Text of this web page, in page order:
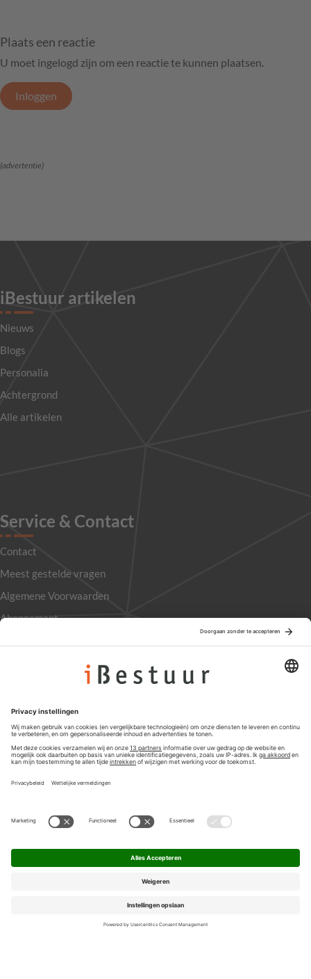
Plaats een reactie
U moet ingelogd zijn om een reactie te kunnen plaatsen.
Inloggen
(advertentie)
iBestuur artikelen
Nieuws
Blogs
Personalia
Achtergrond
Alle artikelen
Service & Contact
Contact
Meest gestelde vragen
Algemene Voorwaarden
Abonnement
Privacyinstellingen